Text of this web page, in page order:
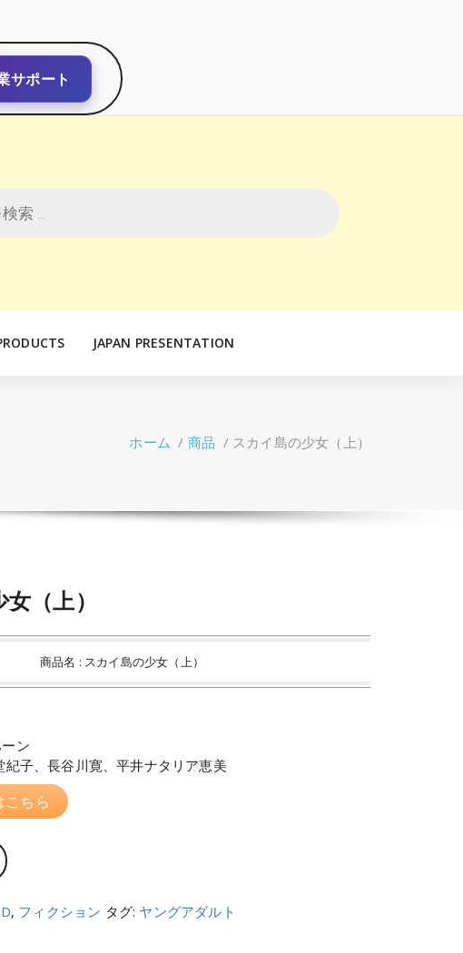
サポート
JAPAN PRESENTATION
ホーム / 商品 / スカイ島の少女（上）
（上）
商品名 : スカイ島の少女（上）
ン
紀子、長谷川寛、平井ナタリア恵美
こちら
, フィクション タグ: ヤングアダルト